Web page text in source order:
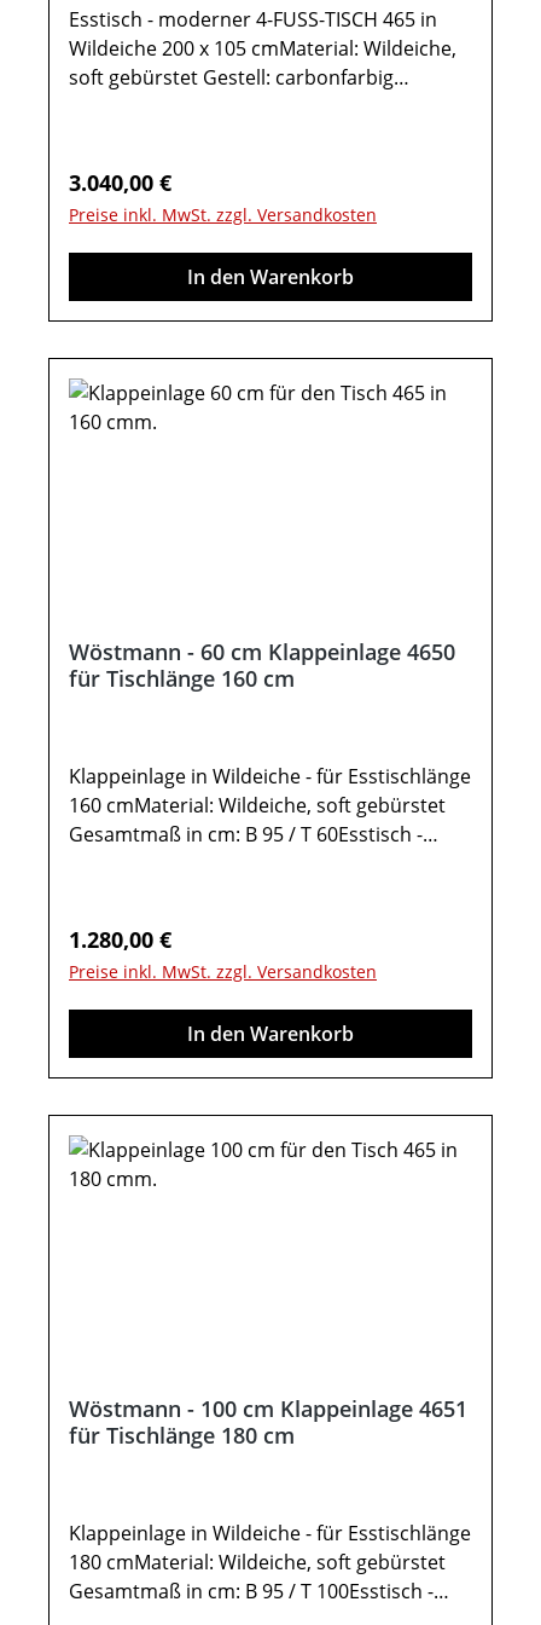
Esstisch - moderner 4-FUSS-TISCH 465 in
Wildeiche 200 x 105 cmMaterial: Wildeiche,
soft gebürstet Gestell: carbonfarbig
KonfiguratorEsstisch, 4-Fuss-Tisch Type
46535:Tischplatte in Wildeiche massiv
Tischplattenstärke: 1,9 cm Höhe untere
Zarge 68 cm Wahlweise ist eine
Klappeinlage von 100 cm möglichOptional
Klappeinlage 100 cm oder mit zwei
Klappeinlagen, je 50 cmWichtige
Informationen:Weitere Hinweise finden Sie
Montagezubehör inklusive.
Regulärer Preis:
3.040,00 €
Preise inkl. MwSt. zzgl. Versandkosten
In den Warenkorb
Wöstmann - 60 cm Klappeinlage 4650
für Tischlänge 160 cm
Klappeinlage in Wildeiche - für Esstischlänge
160 cmMaterial: Wildeiche, soft gebürstet
Gesamtmaß in cm: B 95 / T 60Esstisch -
Klappeinlage 60 cm tiefeWichtige
Informationen:Weitere Hinweise finden Sie
in der dazugehörigen Montageanleitung
unter "Verfügbare Downloads“! Farben
können auf verschiedenen Bildschirmen
sind nicht enthalten. Abbildung kann
abweichen. Möbel sind teils vormontiert
(Restmontage erforderlich). Beschlags - und
Regulärer Preis:
1.280,00 €
Preise inkl. MwSt. zzgl. Versandkosten
In den Warenkorb
Wöstmann - 100 cm Klappeinlage 4651
für Tischlänge 180 cm
Klappeinlage in Wildeiche - für Esstischlänge
180 cmMaterial: Wildeiche, soft gebürstet
Gesamtmaß in cm: B 95 / T 100Esstisch -